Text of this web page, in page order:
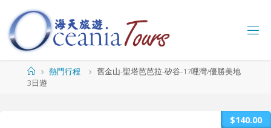
content
旅
Home熱門行程
舊金山-聖塔芭芭拉-矽谷-17哩灣/優勝美地
3日遊
$140.00